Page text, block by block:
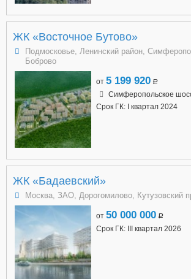
ЖК «Восточное Бутово»
Подмосковье, Ленинский район,
Боброво
от 5 199 920 a
Симферопольское
Срок ГК: I квартал 2024
ЖК «Бадаевский»
Москва, ЗАО, Дорогомилово, Кутузовский
от 50 000 000 a
Срок ГК: III квартал 2026